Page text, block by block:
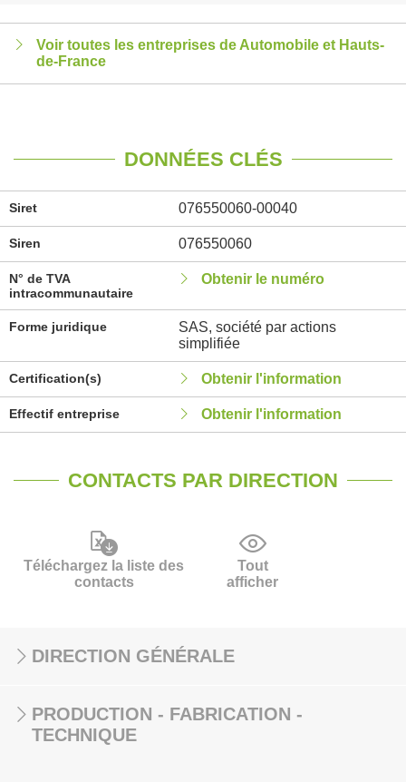
Voir toutes les entreprises de Automobile et Hauts-
de-France
DONNÉES CLÉS
Siret 076550060-00040
Siren 076550060
N° de TVA
intracommunautaire
Obtenir le numéro
Forme juridique
SAS, société par actions
simplifiée
Certification(s) Obtenir l'information
Effectif entreprise Obtenir l'information
CONTACTS PAR DIRECTION
Téléchargez la liste des
contacts
Tout
afficher
DIRECTION GÉNÉRALE
PRODUCTION - FABRICATION -
TECHNIQUE